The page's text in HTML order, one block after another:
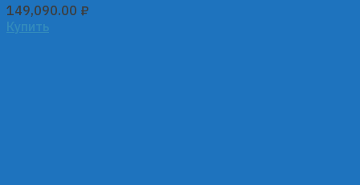
149,090.00 ₽
Купить